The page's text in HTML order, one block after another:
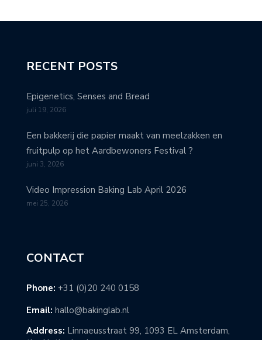
RECENT POSTS
Epigenetics, Senses and Bread
juli 19, 2026
Een bakkerij die papier maakt van meelzakken en
fruitpulp op het Aardbewoners Festival ?
juni 3, 2026
Video Impression Baking Lab April 2026
mei 25, 2026
CONTACT
Phone: +31 (0)20 240 0158
Email: hallo@bakinglab.nl
Address: Linnaeusstraat 99, 1093 EL Amsterdam,